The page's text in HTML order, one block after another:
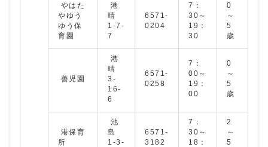
やはた
やゆう
ゆう保
育園
港
晴
1-7-
7
6571-
0204
7：
30～
19：
30
0
～
5
歳
善児園
港
晴
3-
16-
6
6571-
0258
7：
00～
19：
00
0
～
5
歳
港保育
所
池
島
1-3-
6571-
3182
7：
30～
18：
2
～
5